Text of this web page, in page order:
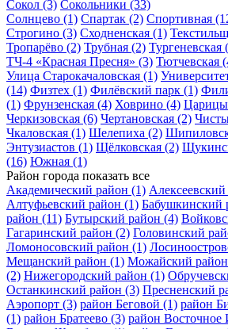
Сокол (3) Сокольники (33)
Солнцево (1) Спартак (2) Спортивная
Строгино (3) Сходненская (1)
Тропарёво (2) Трубная (2) Тургеневская
ТЧ-4 «Красная Пресня» (3) Тютчевская
Улица Старокачаловская (1)
(14) Физтех (1) Филёвский парк (1)
(1) Фрунзенская (4) Ховрино (4)
Черкизовская (6) Чертановская (2)
Чкаловская (1) Шелепиха (2)
Энтузиастов (1) Щёлковская (2)
(16) Южная (1)
Район города показать все
Академический район (1)
Алтуфьевский район (1) Бабушкинский
район (11) Бутырский район (4)
Гагаринский район (2) Головинский
Ломоносовский район (1)
Мещанский район (1) Можайский район
(2) Нижегородский район (1)
Останкинский район (3) Пресненский
Аэропорт (3) район Беговой (1) район
(1) район Братеево (3) район Восточное